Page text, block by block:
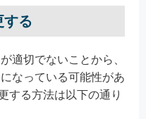
する
適切でないことから、
なっている可能性があ
する方法は以下の通り